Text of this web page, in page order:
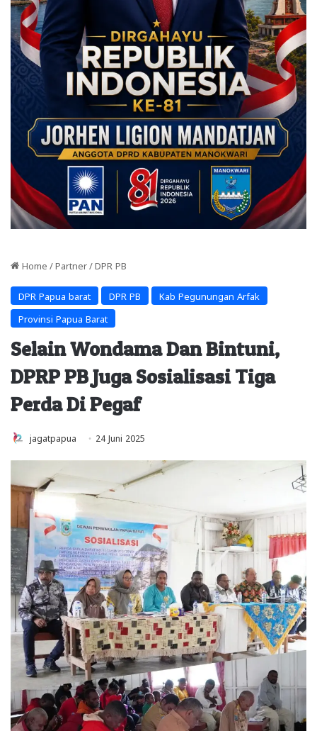
Home / Partner / DPR PB
DPR Papua barat DPR PB Kab Pegunungan Arfak
Provinsi Papua Barat
Selain Wondama Dan Bintuni,
DPRP PB Juga Sosialisasi Tiga
Perda Di Pegaf
jagatpapua 24 Juni 2025